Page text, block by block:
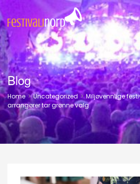
Blog
Home > Uncategorized > Miljøvennlige
arrangører tar grønne valg